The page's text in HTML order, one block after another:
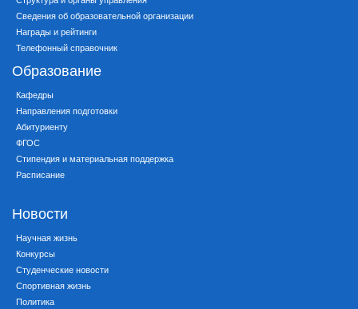
Сведения об образовательной организации
Награды и рейтинги
Телефонный справочник
Образование
Кафедры
Направления подготовки
Абитуриенту
ФГОС
Стипендия и материальная поддержка
Расписание
Новости
Научная жизнь
Конкурсы
Студенческие новости
Спортивная жизнь
Политика